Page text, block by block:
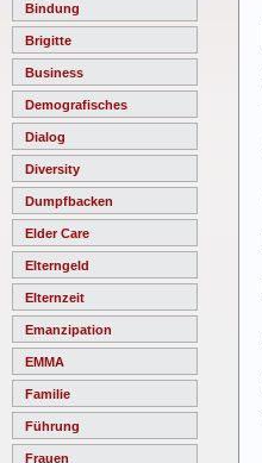
Bindung
Brigitte
Business
Demografisches
Dialog
Diversity
Dumpfbacken
Elder Care
Elterngeld
Elternzeit
Emanzipation
EMMA
Familie
Führung
Frauen